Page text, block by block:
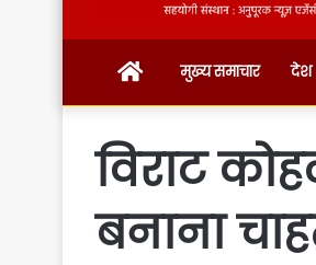
होम मुख्य समाचार देश
विराट
बनाना